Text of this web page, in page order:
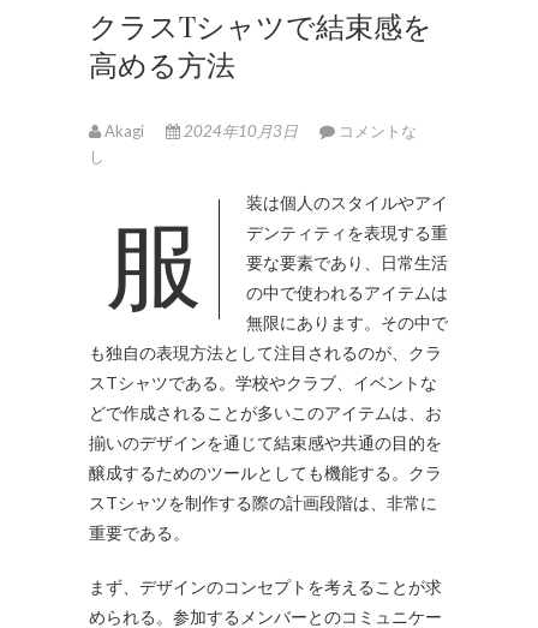
クラスTシャツで結束感を
高める方法
Akagi 2024年10月3日
コメントな
し
服装は個人のスタイルやアイ
デンティティを表現する重
要な要素であり、日常生活
の中で使われるアイテムは
無限にあります。 その中で
も独自の表現方法として注目されるのが、クラ
スTシャツである。学校やクラブ、イベントな
どで作成されることが多いこのアイテムは、お
揃いのデザインを通じて結束感や共通の目的を
醸成するためのツールとしても機能する。クラ
スTシャツを制作する際の計画段階は、非常に
重要である。
まず、デザインのコンセプトを考えることが求
められる。参加するメンバーとのコミュニケー